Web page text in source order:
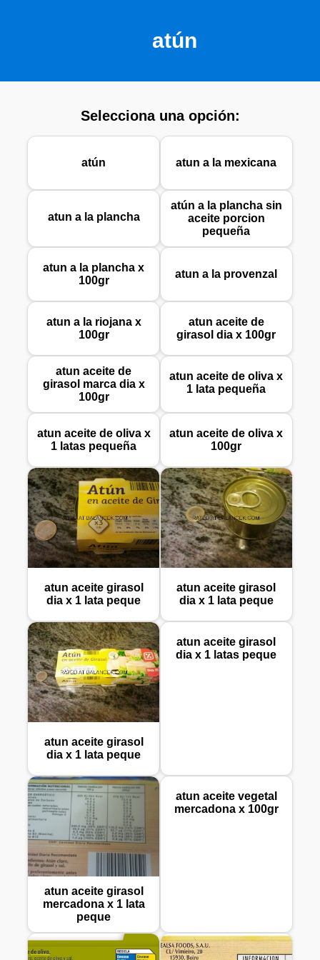
atún
Selecciona una opción:
atún atun a la mexicana
atun a la plancha
atún a la plancha sin
aceite porcion
pequeña
atun a la plancha x
100gr
atun a la provenzal
atun a la riojana x
100gr
atun aceite de
girasol dia x 100gr
atun aceite de
girasol marca dia x
100gr
atun aceite de oliva x
1 lata pequeña
atun aceite de oliva x
1 latas pequeña
atun aceite de oliva x
100gr
atun aceite girasol
dia x 1 lata peque
atun aceite girasol
dia x 1 lata peque
atun aceite girasol
dia x 1 lata peque
atun aceite girasol
dia x 1 latas peque
atun aceite girasol
mercadona x 1 lata
peque
atun aceite vegetal
mercadona x 100gr